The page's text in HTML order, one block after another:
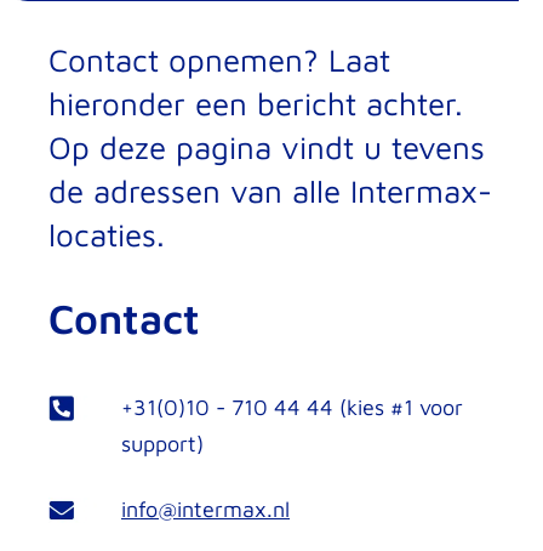
Contact opnemen? Laat
hieronder een bericht achter.
Op deze pagina vindt u tevens
de adressen van alle Intermax-
locaties.
Contact
+31(0)10 - 710 44 44 (kies #1 voor
support)
info@intermax.nl